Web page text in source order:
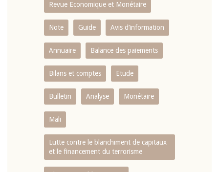
Revue Economique et Monétaire
Note Guide Avis d’information
Annuaire Balance des paiements
Bilans et comptes Etude
Bulletin Analyse Monétaire
Mali
Lutte contre le blanchiment de capitaux
et le financement du terrorisme